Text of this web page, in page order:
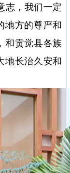
志，我们一定
地方的尊严和
和贡觉县各族
地长治久安和